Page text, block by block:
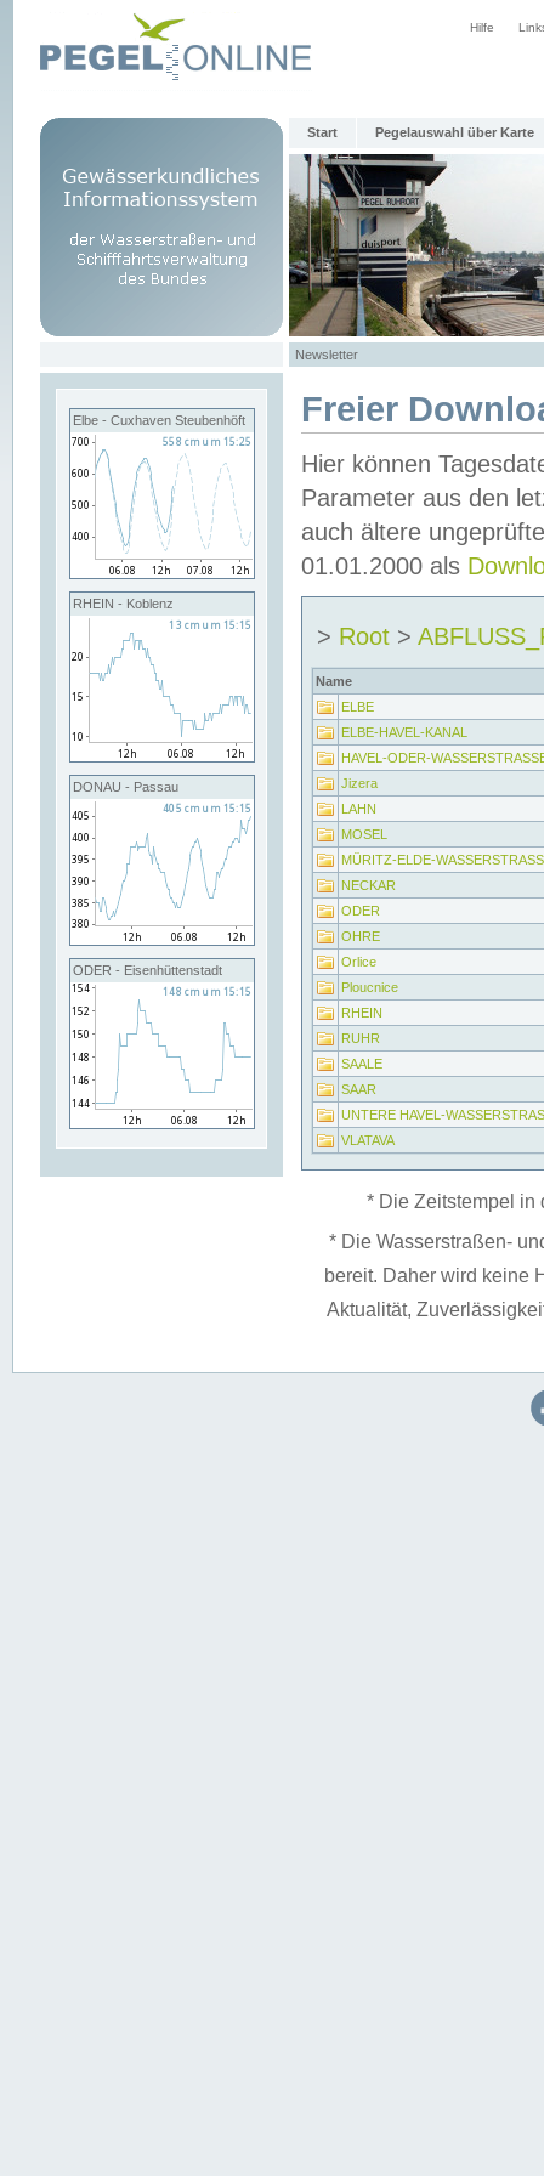
Hilfe
Start Pegelauswahl über Karte
Newsletter
Elbe - Cuxhaven Steubenhöft
RHEIN - Koblenz
DONAU - Passau
ODER - Eisenhüttenstadt
Freier
Hier können
Parameter aus den
auch ältere
01.01.2000 als
> Root >
Name
ELBE
ELBE-HAVEL-KANAL
HAVEL-ODER-
Jizera
LAHN
MOSEL
MÜRITZ-ELDE-
NECKAR
ODER
OHRE
Orlice
Ploucnice
RHEIN
RUHR
SAALE
SAAR
UNTERE HAVEL-
VLATAVA
* Die Zeitstempel in
* Die Wasserstraßen-
bereit. Daher wird keine
Aktualität,